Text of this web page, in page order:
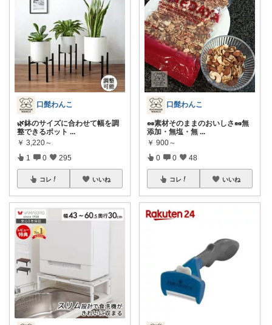
口髭わんこ
🌿鉢のサイズに合わせて幅を調
整できるポット ...
￥ 3,220～
1 0 295
コレ いいね
口髭わんこ
🥜素材そのままのおいしさ🥜無
添加・無塩・無 ...
￥ 900～
0 0 48
コレ いいね